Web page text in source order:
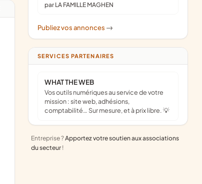
par LA FAMILLE MAGHEN
Publiez vos annonces ->
SERVICES PARTENAIRES
WHAT THE WEB
Vos outils numériques au service de votre
mission : site web, adhésions,
comptabilité… Sur mesure, et à prix libre. 💡
Entreprise ?Apportez votre soutien aux associations
du secteur !